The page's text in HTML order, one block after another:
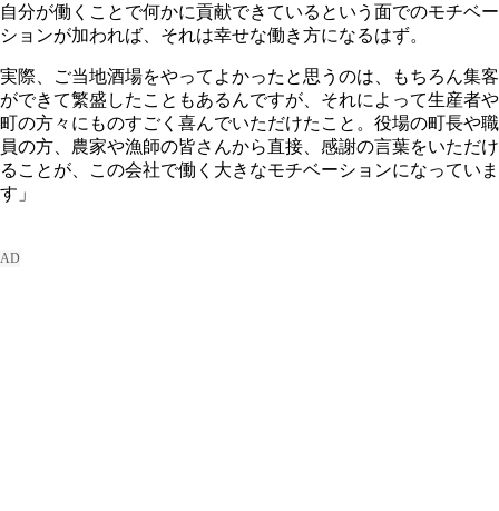
自分が働くことで何かに貢献できているという面でのモチベー
ションが加われば、それは幸せな働き方になるはず。
実際、ご当地酒場をやってよかったと思うのは、もちろん集客
ができて繁盛したこともあるんですが、それによって生産者や
町の方々にものすごく喜んでいただけたこと。役場の町長や職
員の方、農家や漁師の皆さんから直接、感謝の言葉をいただけ
ることが、この会社で働く大きなモチベーションになっていま
す」